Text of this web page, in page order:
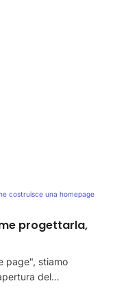
progettarla,
page", stiamo
del…